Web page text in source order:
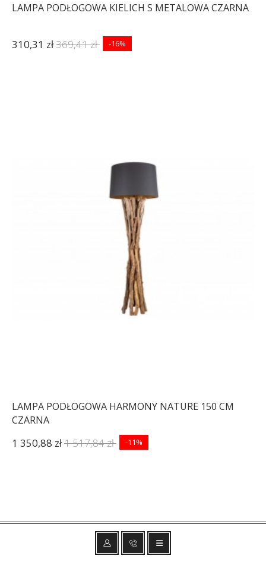
LAMPA PODŁOGOWA KIELICH S METALOWA CZARNA
310,31 zł369,41 zł -16%
LAMPA PODŁOGOWA HARMONY NATURE 150 CM
CZARNA
1 350,88 zł1 517,84 zł -11%